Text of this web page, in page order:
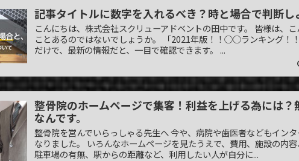
記事タイトルに数字を入れるべき？時と場合で判断し
こんにちは、株式会社スクリューアドベントの田中です。 皆様は、
ことあるのではないでしょうか。 「2021年版！！○○ランキング！
だけで、最新の情報だと、一目で確認できます。 ...
整骨院のホームページで集客！利益を上げる為には
なんです。
整骨院を営んでいらっしゃる先生へ 今や、病院や歯医者などもイン
なりました。 いろんなホームページを見たうえで、費用、施設の内
駐車場の有無、駅からの距離など、利用したい人が自分に...